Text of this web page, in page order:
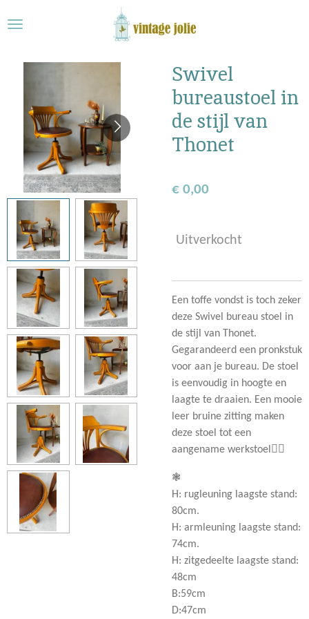
direct
Swivel
bureaustoel in
de stijl van
Thonet
€ 0,00
Uitverkocht
Een toffe vondst is toch zeker
deze Swivel bureau stoel in
de stijl van Thonet.
Gegarandeerd een pronkstuk
voor aan je bureau. De stoel
is eenvoudig in hoogte en
laagte te draaien. Een mooie
leer bruine zitting maken
deze stoel tot een
aangename werkstoel👌🏻
❃
H: rugleuning laagste stand:
80cm.
H: armleuning laagste stand:
74cm.
H: zitgedeelte laagste stand:
48cm
B:59cm
D:47cm